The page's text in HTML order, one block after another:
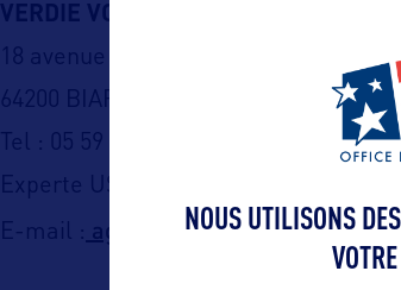
VERDIE VOYAGES BIARRITZ
18 avenue du Marechal Foch
64200 BIARRITZ
Tel : 05 59 22 73 30
Experte USA (Version 10 et 11) : Fiona
E-mail :
NOUS UTILISONS